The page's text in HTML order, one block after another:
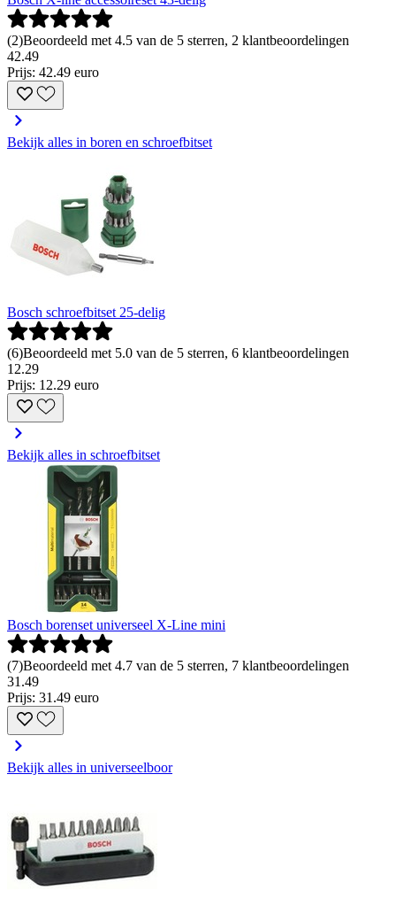
(2)Beoordeeld met 4.5 van de 5 sterren, 2 klantbeoordelingen
42.49
Prijs: 42.49 euro
Bekijk alles in boren en schroefbitset
Bosch schroefbitset 25-delig
(6)Beoordeeld met 5.0 van de 5 sterren, 6 klantbeoordelingen
12.29
Prijs: 12.29 euro
Bekijk alles in schroefbitset
Bosch borenset universeel X-Line mini
(7)Beoordeeld met 4.7 van de 5 sterren, 7 klantbeoordelingen
31 .49
Prijs: 31.49 euro
Bekijk alles in universeelboor